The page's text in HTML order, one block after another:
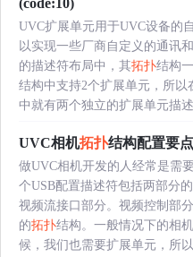
(code:10)
UVC扩展单元用于UVC设备的
以实现一些厂商自定义的通讯
的描述符布局中，其拓扑结构
结构中支持2个扩展单元，所以
中就有两个独立的扩展单元描
UVC相机拓扑结构配置要
做UVC相机开发的人经常是需
个USB配置描述符包括两部分
视频流接口部分。视频控制部
的拓扑结构。一般情况下的相机
候，我们也需要扩展单元，所